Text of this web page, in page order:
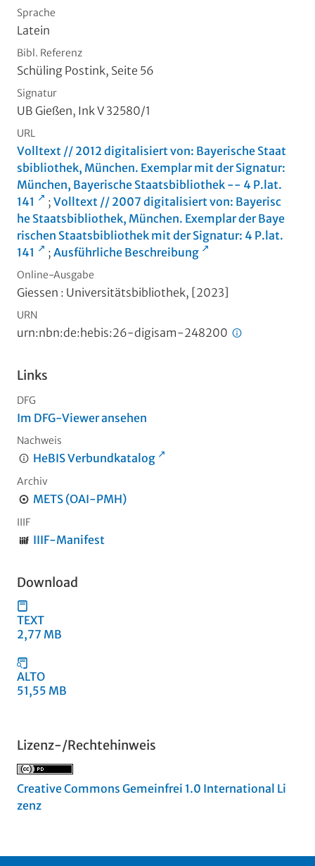
Sprache
Latein
Bibl. Referenz
Schüling Postink, Seite 56
Signatur
UB Gießen, Ink V 32580/1
URL
Volltext // 2012 digitalisiert von: Bayerische Staat
sbibliothek, München. Exemplar mit der Signatur:
München, Bayerische Staatsbibliothek -- 4 P.lat.
141
; Volltext // 2007 digitalisiert von: Bayerisc
he Staatsbibliothek, München. Exemplar der Baye
rischen Staatsbibliothek mit der Signatur: 4 P.lat.
141
; Ausführliche Beschreibung
Online-Ausgabe
Giessen : Universitätsbibliothek, [2023]
URN
urn:nbn:de:hebis:26-digisam-248200
Links
DFG
Im DFG-Viewer ansehen
Nachweis
HeBIS Verbundkatalog
Archiv
METS (OAI-PMH)
IIIF
IIIF-Manifest
Download
TEXT
2,77 MB
ALTO
51,55 MB
Lizenz-/Rechtehinweis
Creative Commons Gemeinfrei 1.0 International Li
zenz